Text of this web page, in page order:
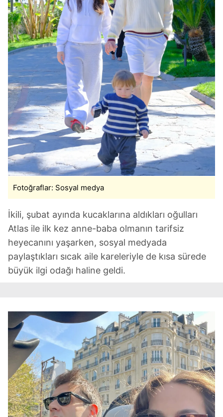
Fotoğraflar: Sosyal medya
İkili, şubat ayında kucaklarına aldıkları oğulları
Atlas ile ilk kez anne-baba olmanın tarifsiz
heyecanını yaşarken, sosyal medyada
paylaştıkları sıcak aile kareleriyle de kısa sürede
büyük ilgi odağı haline geldi.